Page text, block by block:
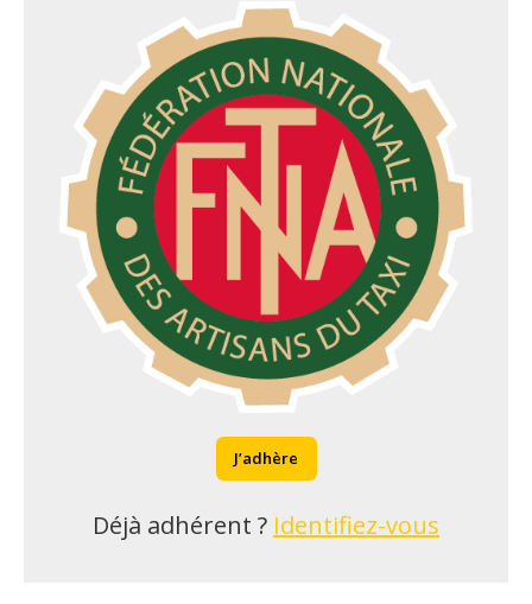
J’adhère
Déjà adhérent ? Identifiez-vous